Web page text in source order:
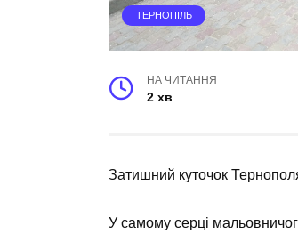
ТЕРНОПІЛЬ
НА ЧИТАННЯ
2 хв
Затишний куточок
У самому серці